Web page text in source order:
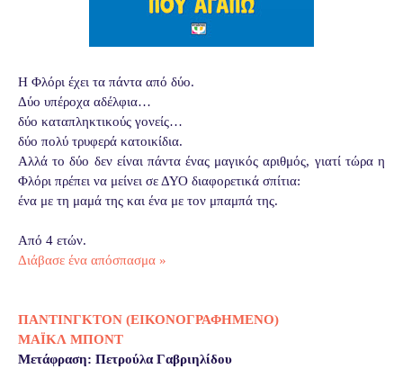
Η Φλόρι έχει τα πάντα από δύο.
Δύο υπέροχα αδέλφια…
δύο καταπληκτικούς γονείς…
δύο πολύ τρυφερά κατοικίδια.
Αλλά το δύο δεν είναι πάντα ένας μαγικός αριθμός, γιατί τώρα η
Φλόρι πρέπει να μείνει σε ΔΥΟ διαφορετικά σπίτια:
ένα με τη μαμά της και ένα με τον μπαμπά της.
Από 4 ετών.
Διάβασε ένα απόσπασμα »
ΠΑΝΤΙΝΓΚΤΟΝ (ΕΙΚΟΝΟΓΡΑΦΗΜΕΝΟ)
ΜΑΪΚΛ ΜΠΟΝΤ
Μετάφραση: Πετρούλα Γαβριηλίδου